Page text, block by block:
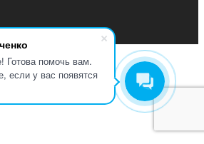
Готова помочь вам.
если у вас появятся